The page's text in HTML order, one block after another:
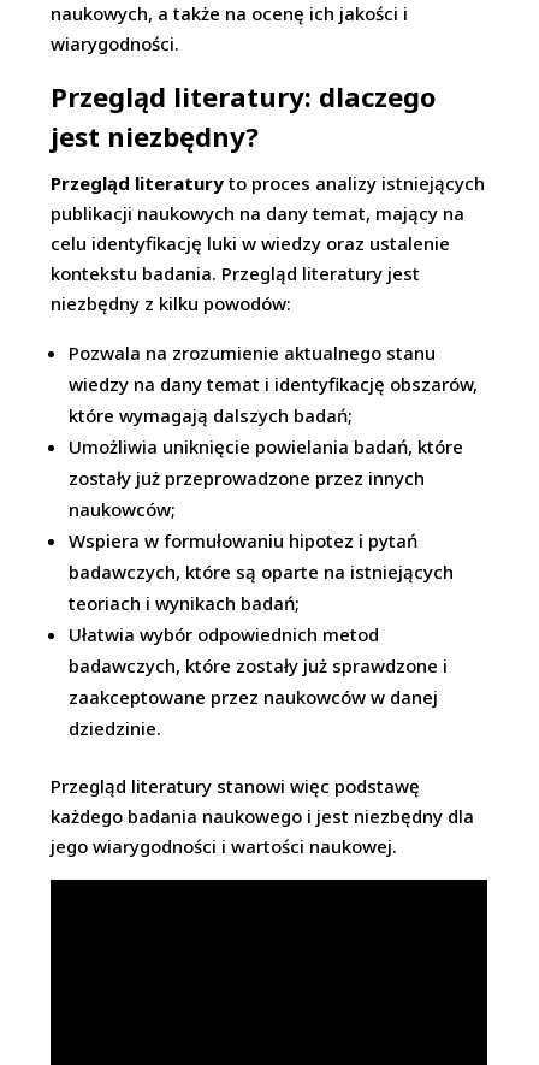
naukowych, a także na ocenę ich jakości i
wiarygodności.
Przegląd literatury: dlaczego
jest niezbędny?
Przegląd literatury to proces analizy istniejących
publikacji naukowych na dany temat, mający na
celu identyfikację luki w wiedzy oraz ustalenie
kontekstu badania. Przegląd literatury jest
niezbędny z kilku powodów:
Pozwala na zrozumienie aktualnego stanu
wiedzy na dany temat i identyfikację obszarów,
które wymagają dalszych badań;
Umożliwia uniknięcie powielania badań, które
zostały już przeprowadzone przez innych
naukowców;
Wspiera w formułowaniu hipotez i pytań
badawczych, które są oparte na istniejących
teoriach i wynikach badań;
Ułatwia wybór odpowiednich metod
badawczych, które zostały już sprawdzone i
zaakceptowane przez naukowców w danej
dziedzinie.
Przegląd literatury stanowi więc podstawę
każdego badania naukowego i jest niezbędny dla
jego wiarygodności i wartości naukowej.